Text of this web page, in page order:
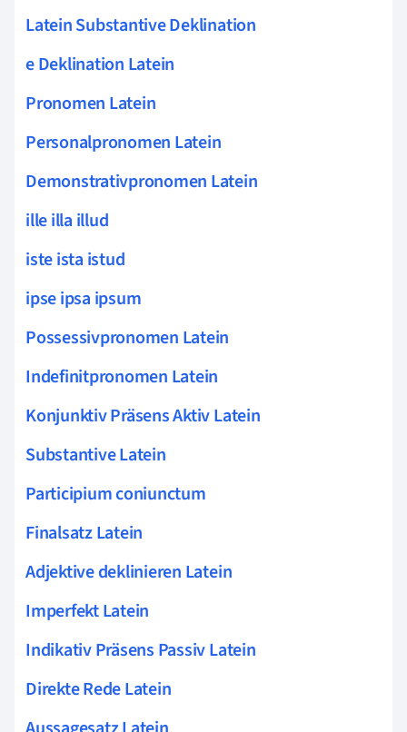
Latein Substantive Deklination
e Deklination Latein
Pronomen Latein
Personalpronomen Latein
Demonstrativpronomen Latein
ille illa illud
iste ista istud
ipse ipsa ipsum
Possessivpronomen Latein
Indefinitpronomen Latein
Konjunktiv Präsens Aktiv Latein
Substantive Latein
Participium coniunctum
Finalsatz Latein
Adjektive deklinieren Latein
Imperfekt Latein
Indikativ Präsens Passiv Latein
Direkte Rede Latein